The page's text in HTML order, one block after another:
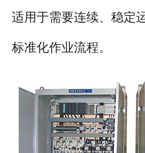
适用于需要连续、稳定
标准化作业流程。